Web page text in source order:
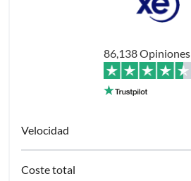
86,138 Opiniones